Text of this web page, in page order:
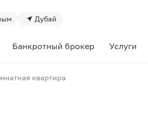
Дубай
Банкротный брокер Услуги
квартира